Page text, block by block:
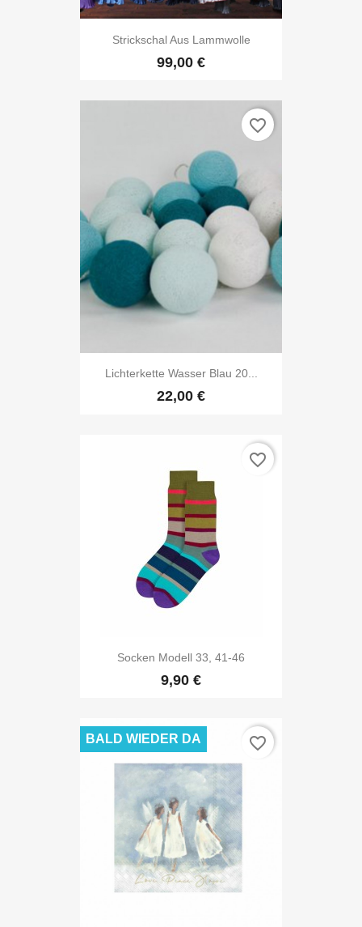
Strickschal Aus Lammwolle
99,00 €
Lichterkette Wasser Blau 20...
22,00 €
favorite_border
Socken Modell 33, 41-46
9,90 €
favorite_border
BALD WIEDER DA favorite_border